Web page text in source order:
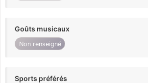
Goûts musicaux
Non renseigné
Sports préférés